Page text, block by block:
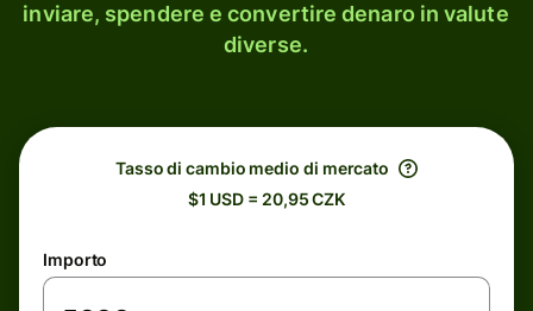
inviare, spendere e convertire denaro in valute
diverse.
Tasso di cambio medio di mercato
$1 USD = 20,95 CZK
Importo